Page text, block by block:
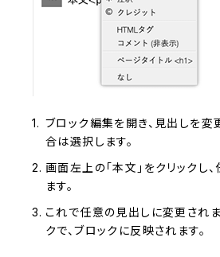
ブロック編集を開き、見出しを
合は選択します。
画面左上の「本文」をクリックし
ます。
これで任意の見出しに変更されま
クで、ブロックに反映されます。